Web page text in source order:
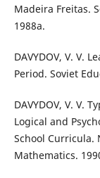
Madeira Freitas.
1988a.
DAVYDOV, V. V.
Period. Soviet
DAVYDOV, V. V.
Logical and
School Curricula.
Mathematics.